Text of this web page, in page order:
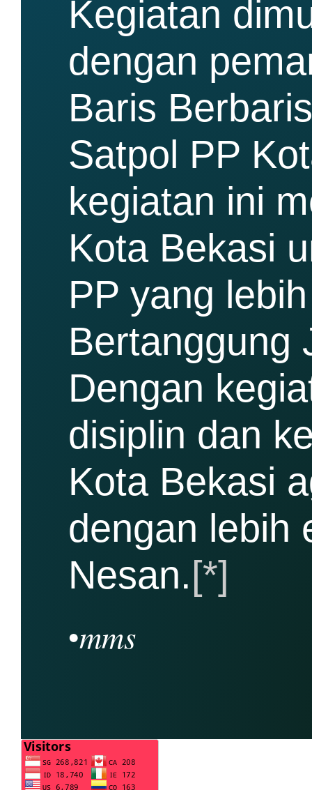
Kegiatan
dengan
Baris
Satpol PP
kegiatan ini
Kota Bekasi
PP yang
Bertanggung
Dengan
disiplin dan
Kota Bekasi
dengan lebih
Nesan.[*]
•mms